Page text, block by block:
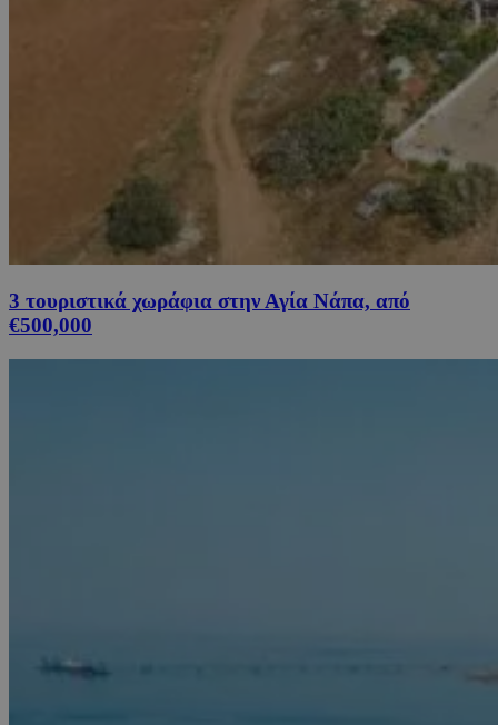
3 τουριστικά χωράφια στην Αγία Νάπα, από
€500,000